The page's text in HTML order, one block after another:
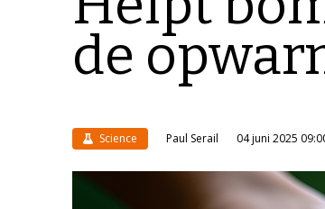
de
Science Paul Serail 04 juni 2025